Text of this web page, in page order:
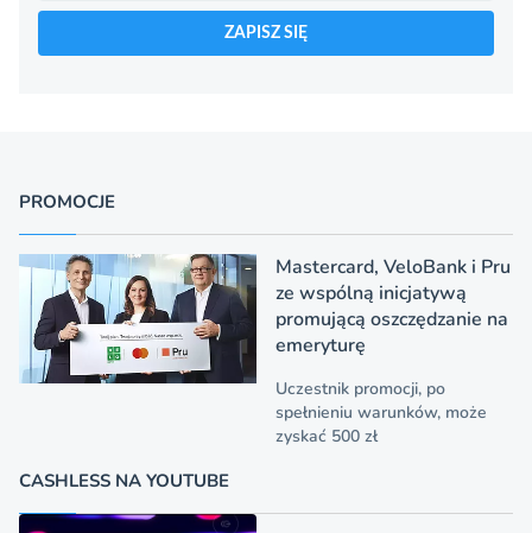
ZAPISZ SIĘ
PROMOCJE
Mastercard, VeloBank i Pru
ze wspólną inicjatywą
promującą oszczędzanie na
emeryturę
Uczestnik promocji, po
spełnieniu warunków, może
zyskać 500 zł
CASHLESS NA YOUTUBE